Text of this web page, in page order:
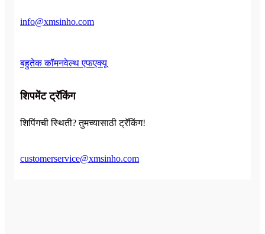
info@xmsinho.com
बहुतेक कॉमनवेल्थ एफएक्यू
शिपमेंट ट्रॅकिंग
शिपिंगची स्थिती? तुमच्यासाठी ट्रॅकिंग!
customerservice@xmsinho.com